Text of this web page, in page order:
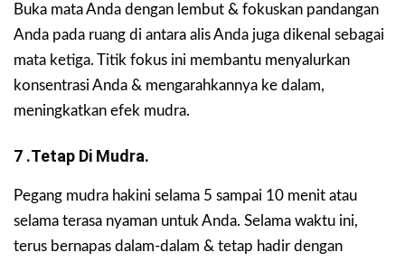
Buka mata Anda dengan lembut & fokuskan pandangan
Anda pada ruang di antara alis Anda juga dikenal sebagai
mata ketiga. Titik fokus ini membantu menyalurkan
konsentrasi Anda & mengarahkannya ke dalam,
meningkatkan efek mudra.
7 .Tetap Di Mudra.
Pegang mudra hakini selama 5 sampai 10 menit atau
selama terasa nyaman untuk Anda. Selama waktu ini,
terus bernapas dalam-dalam & tetap hadir dengan